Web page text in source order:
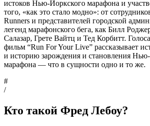
истоков Нью-Йоркского марафона и
того, «как это стало модно»: от
Runners и представителей городской
легенд марафонского бега, как Билл
Салазар, Грете Вайтц и Тед Корбитт.
фильм “Run For Your Live” рассказывает
и историю зарождения и становления
марафона — что в сущности одно и то же.
#
/
Кто такой Фред Лебоу?